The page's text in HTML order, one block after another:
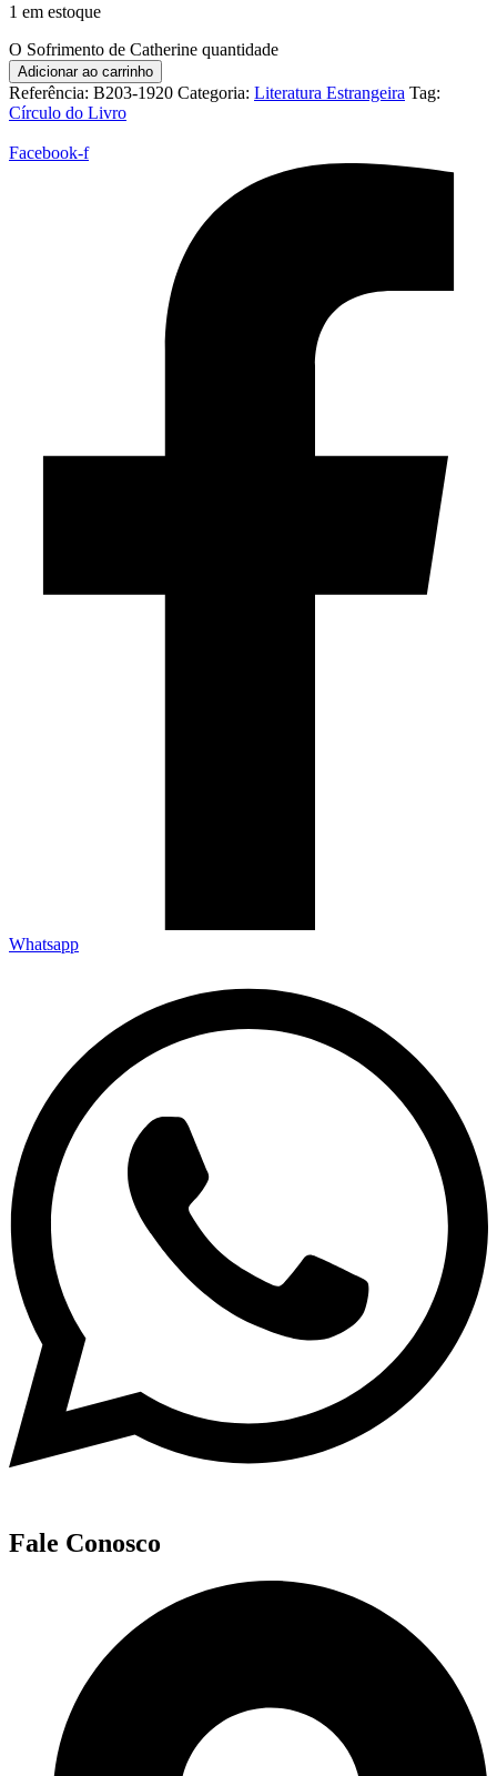
1 em estoque
O Sofrimento de Catherine quantidade
Adicionar ao carrinho
Referência: B203-1920 Categoria: Literatura Estrangeira Tag:
Círculo do Livro
Facebook-f
Whatsapp
Fale Conosco